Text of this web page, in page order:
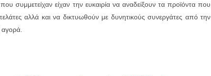
συμμετείχαν είχαν την ευκαιρία να αναδείξουν τα προϊόντα που
αλλά και να δικτυωθούν με δυνητικούς συνεργάτες από την
αγορά.